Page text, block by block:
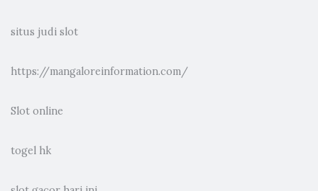
situs judi slot
https://mangaloreinformation.com/
Slot online
togel hk